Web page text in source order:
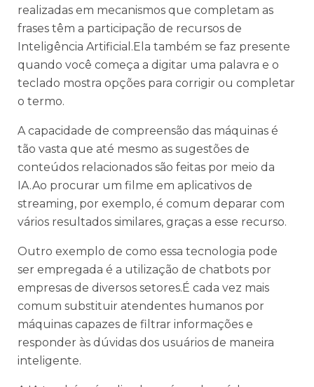
realizadas em mecanismos que completam as
frases têm a participação de recursos de
Inteligência Artificial.Ela também se faz presente
quando você começa a digitar uma palavra e o
teclado mostra opções para corrigir ou completar
o termo.
A capacidade de compreensão das máquinas é
tão vasta que até mesmo as sugestões de
conteúdos relacionados são feitas por meio da
IA.Ao procurar um filme em aplicativos de
streaming, por exemplo, é comum deparar com
vários resultados similares, graças a esse recurso.
Outro exemplo de como essa tecnologia pode
ser empregada é a utilização de chatbots por
empresas de diversos setores.É cada vez mais
comum substituir atendentes humanos por
máquinas capazes de filtrar informações e
responder às dúvidas dos usuários de maneira
inteligente.